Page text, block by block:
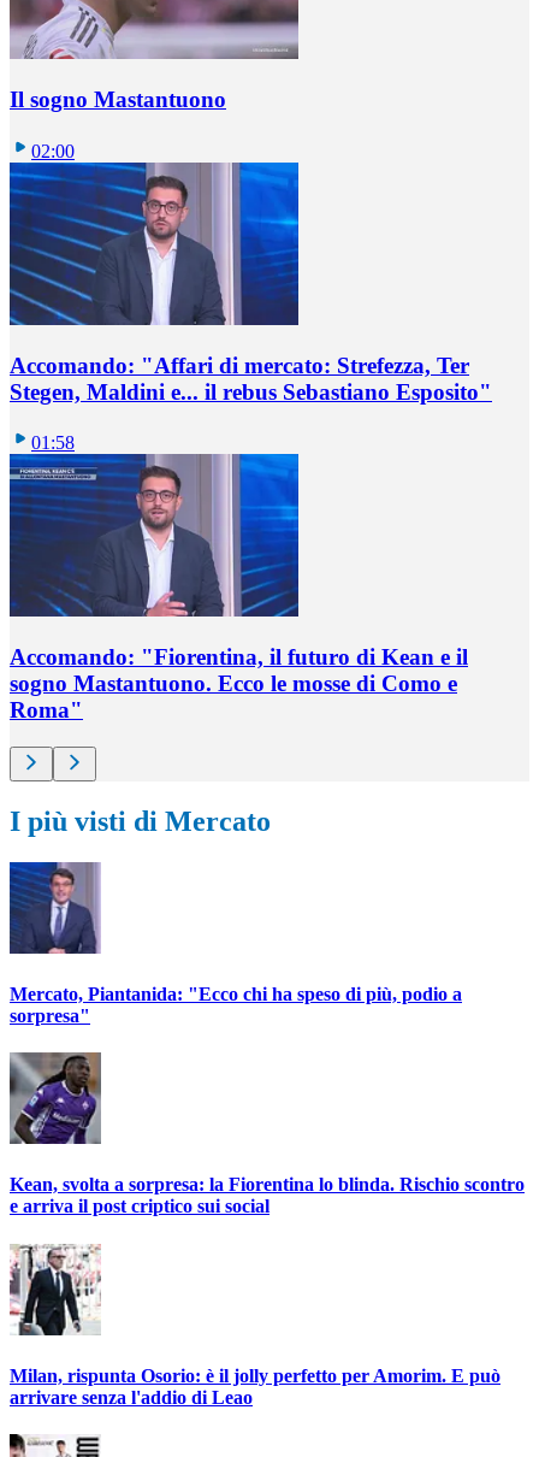
Il sogno Mastantuono
02:00
Accomando: "Affari di mercato: Strefezza, Ter
Stegen, Maldini e... il rebus Sebastiano Esposito"
01:58
Accomando: "Fiorentina, il futuro di Kean e il
sogno Mastantuono. Ecco le mosse di Como e
Roma"
I più visti di Mercato
Mercato, Piantanida: "Ecco chi ha speso di più, podio a
sorpresa"
Kean, svolta a sorpresa: la Fiorentina lo blinda. Rischio scontro
e arriva il post criptico sui social
Milan, rispunta Osorio: è il jolly perfetto per Amorim. E può
arrivare senza l'addio di Leao